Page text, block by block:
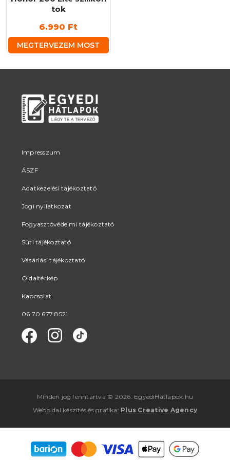
tok
6.990 Ft
MEGTERVEZEM MOST
Impresszum
ÁSZF
Adatkezelési tájékoztató
Jogi nyilatkozat
Fogyasztóvédelmi tájékoztató
Süti tájékoztató
Vásárlási tájékoztató
Oldaltérkép
Kapcsolat
06 70 677 8521
Minden jog fenntartva © 2026. EgyediHátlapok.hu
Weboldal készítés ésgrafika : Plus Creative Agency